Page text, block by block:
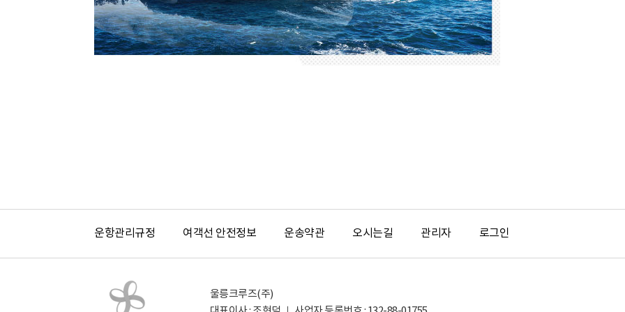
운항관리규정 여객선 안전정보 운송약관 오시는길 관리자 로그인
울릉크루즈(주)